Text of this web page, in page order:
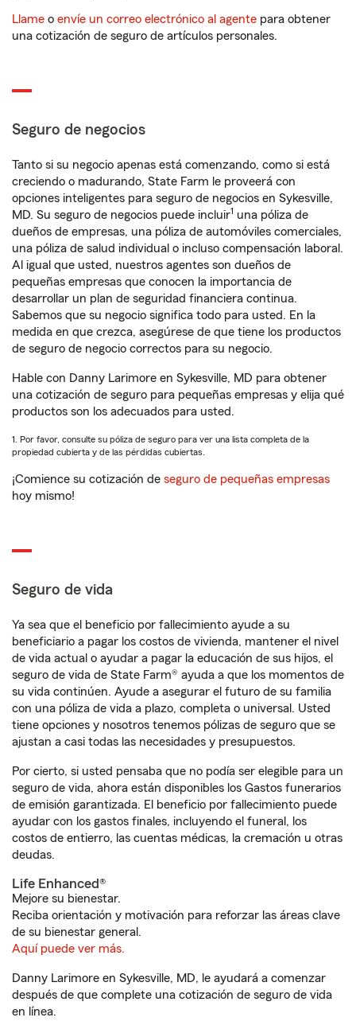
Llame o envíe un correo electrónico al agente para obtener
una cotización de seguro de artículos personales.
Seguro de negocios
Tanto si su negocio apenas está comenzando, como si está
creciendo o madurando, State Farm le proveerá con
opciones inteligentes para seguro de negocios en Sykesville,
MD. Su seguro de negocios puede incluir1 una póliza de
dueños de empresas, una póliza de automóviles comerciales,
una póliza de salud individual o incluso compensación laboral.
Al igual que usted, nuestros agentes son dueños de
pequeñas empresas que conocen la importancia de
desarrollar un plan de seguridad financiera continua.
Sabemos que su negocio significa todo para usted. En la
medida en que crezca, asegúrese de que tiene los productos
de seguro de negocio correctos para su negocio.
Hable con Danny Larimore en Sykesville, MD para obtener
una cotización de seguro para pequeñas empresas y elija qué
productos son los adecuados para usted.
1. Por favor, consulte su póliza de seguro para ver una lista completa de la
propiedad cubierta y de las pérdidas cubiertas.
¡Comience su cotización de seguro de pequeñas empresas
hoy mismo!
Seguro de vida
Ya sea que el beneficio por fallecimiento ayude a su
beneficiario a pagar los costos de vivienda, mantener el nivel
de vida actual o ayudar a pagar la educación de sus hijos, el
seguro de vida de State Farm® ayuda a que los momentos de
su vida continúen. Ayude a asegurar el futuro de su familia
con una póliza de vida a plazo, completa o universal. Usted
tiene opciones y nosotros tenemos pólizas de seguro que se
ajustan a casi todas las necesidades y presupuestos.
Por cierto, si usted pensaba que no podía ser elegible para un
seguro de vida, ahora están disponibles los Gastos funerarios
de emisión garantizada. El beneficio por fallecimiento puede
ayudar con los gastos finales, incluyendo el funeral, los
costos de entierro, las cuentas médicas, la cremación u otras
deudas.
Life Enhanced®
Mejore su bienestar.
Reciba orientación y motivación para reforzar las áreas clave
de su bienestar general.
Aquí puede ver más.
Danny Larimore en Sykesville, MD, le ayudará a comenzar
después de que complete una cotización de seguro de vida
en línea.